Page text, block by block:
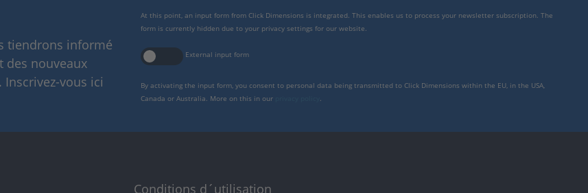
tiendrons informé
des nouveaux
vous ici
At this point, an input form from Click Dimensions is integrated. This enables us to process your newsletter subscription. The
form is currently hidden due to your privacy settings for our website.
External input form
By activating the input form, you consent to personal data being transmitted to Click Dimensions within the EU, in the USA,
Canada or Australia. More on this in our
Conditions d´utilisation